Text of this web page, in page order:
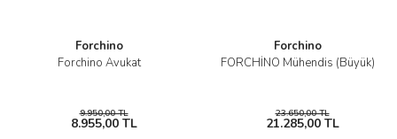
Forchino
Forchino Avukat
9.950,00 TL
8.955,00 TL
Forchino
FORCHİNO Mühendis (Büyük)
23.650,00 TL
21.285,00 TL